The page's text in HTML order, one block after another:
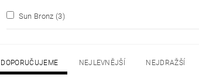
Sun Bronz (3)
DOPORUČUJEME NEJLEVNĚJŠÍ NEJDRAŽŠÍ